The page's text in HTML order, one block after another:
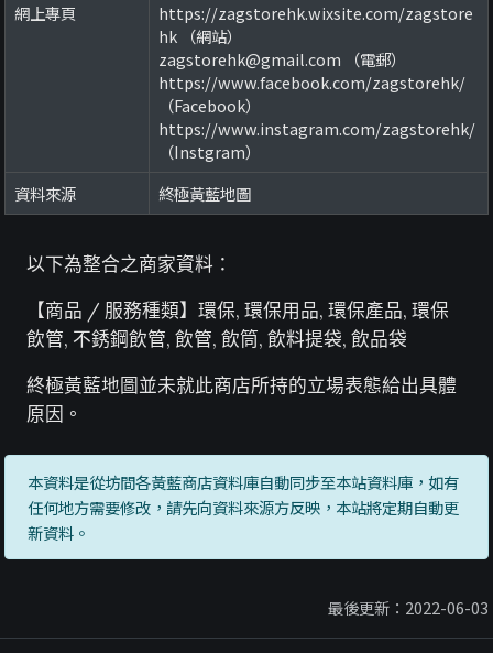
網上專頁
https://zagstorehk.wixsite.com/zagstore
hk （網站）
zagstorehk@gmail.com （電郵）
https://www.facebook.com/zagstorehk/
（Facebook）
https://www.instagram.com/zagstorehk/
（Instgram）
資料來源
終極黃藍地圖
以下為整合之商家資料：
【商品 / 服務種類】環保, 環保用品, 環保產品, 環保
飲管, 不銹鋼飲管, 飲管, 飲筒, 飲料提袋, 飲品袋
終極黃藍地圖並未就此商店所持的立場表態給出具體
原因。
本資料是從坊間各黃藍商店資料庫自動同步至本站資料庫，如有
任何地方需要修改，請先向資料來源方反映，本站將定期自動更
新資料。
最後更新：2022-06-03